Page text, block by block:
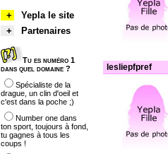
lesliepfpref
+
Yepla le site
+
Partenaires
Tu es numéro 1
dans quel domaine ?
Spécialiste de la
drague, un clin d'oeil et
c'est dans la poche ;)
Number one dans
ton sport, toujours à fond,
tu gagnes à tous les
coups !